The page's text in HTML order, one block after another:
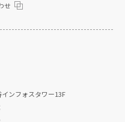
せ
ンフォスタワー13F